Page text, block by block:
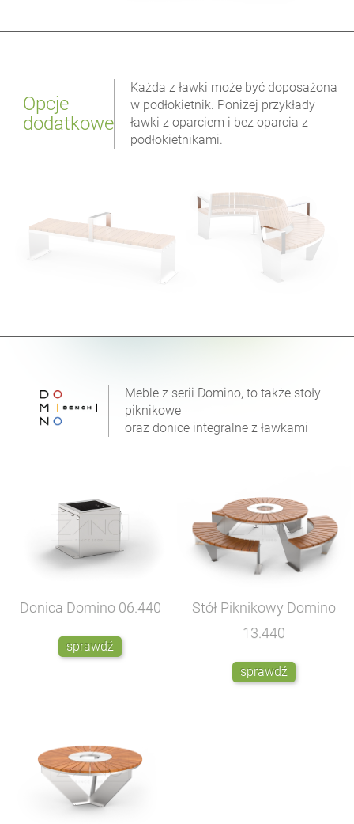
Opcje
dodatkowe
Każda z ławki może być doposażona
w podłokietnik. Poniżej przykłady
ławki z oparciem i bez oparcia z
podłokietnikami.
Meble z serii Domino, to także stoły
piknikowe
oraz donice integralne z ławkami
Donica Domino 06.440
sprawdź
Stół Piknikowy Domino
13.440
sprawdź